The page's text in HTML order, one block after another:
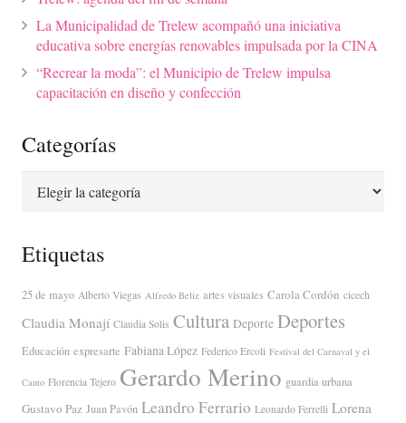
La Municipalidad de Trelew acompañó una iniciativa
educativa sobre energías renovables impulsada por la CINA
“Recrear la moda”: el Municipio de Trelew impulsa
capacitación en diseño y confección
Categorías
Etiquetas
25 de mayo Alberto Viegas Alfredo Beliz artes visuales Carola Cordón cicech
Claudia Monají Claudia Solis Cultura Deporte Deportes
Educación expresarte Fabiana López Federico Ercoli Festival del Carnaval y el
Canto Florencia Tejero Gerardo Merino guardia urbana
Gustavo Paz Juan Pavón Leandro Ferrario Leonardo Ferrelli Lorena